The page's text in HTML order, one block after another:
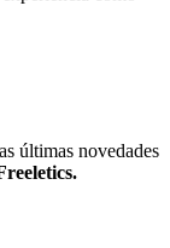
últimas novedades